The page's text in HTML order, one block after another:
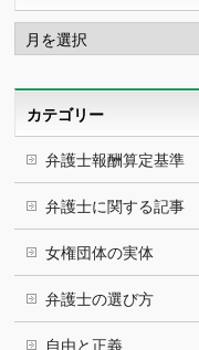
ア
ー
カ
カテゴリー
弁護士報酬算定基準
弁護士に関する記事
女権団体の実体
弁護士の選び方
自由と正義